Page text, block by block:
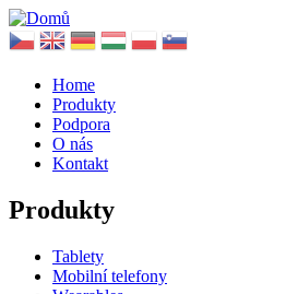
Home
Produkty
Podpora
O nás
Kontakt
Produkty
Tablety
Mobilní telefony